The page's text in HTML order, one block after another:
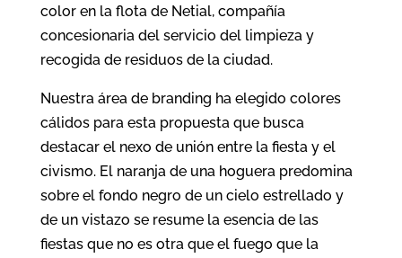
color en la flota de Netial, compañía
concesionaria del servicio del limpieza y
recogida de residuos de la ciudad.
Nuestra área de branding ha elegido colores
cálidos para esta propuesta que busca
destacar el nexo de unión entre la fiesta y el
civismo. El naranja de una hoguera predomina
sobre el fondo negro de un cielo estrellado y
de un vistazo se resume la esencia de las
fiestas que no es otra que el fuego que la